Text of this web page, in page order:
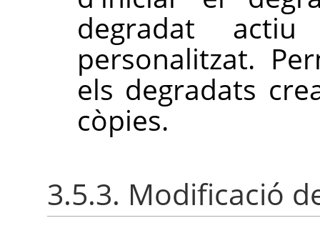
degradat
personalitzat.
els degradats
còpies.
3.5.3. Modificació